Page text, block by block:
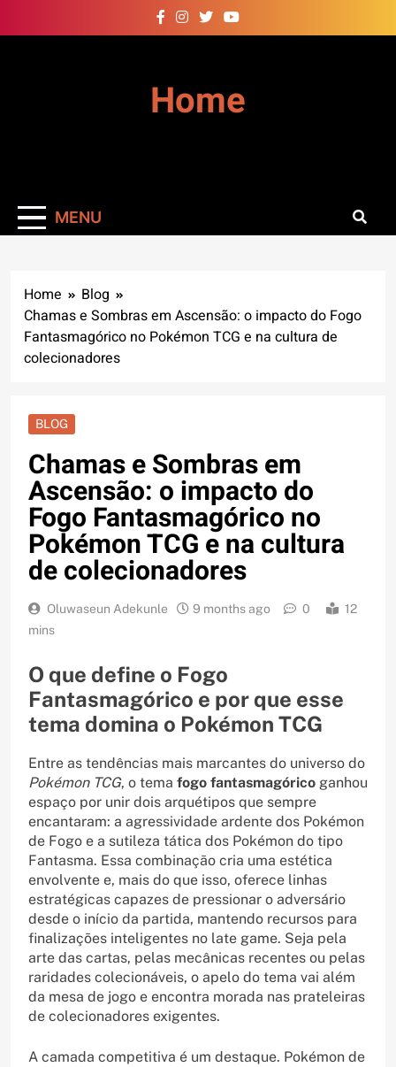
to
Home
MENU
Home
Blog
Chamas e Sombras em Ascensão: o impacto do Fogo
Fantasmagórico no Pokémon TCG e na cultura de
colecionadores
BLOG
Chamas e Sombras em
Ascensão: o impacto do
Fogo Fantasmagórico no
Pokémon TCG e na cultura
de colecionadores
Oluwaseun Adekunle 9 months ago 0
12
mins
O que define o Fogo
Fantasmagórico e por que esse
tema domina o Pokémon TCG
Entre as tendências mais marcantes do universo do
Pokémon TCG, o tema fogo fantasmagórico ganhou
espaço por unir dois arquétipos que sempre
encantaram: a agressividade ardente dos Pokémon
de Fogo e a sutileza tática dos Pokémon do tipo
Fantasma. Essa combinação cria uma estética
envolvente e, mais do que isso, oferece linhas
estratégicas capazes de pressionar o adversário
desde o início da partida, mantendo recursos para
finalizações inteligentes no late game. Seja pela
arte das cartas, pelas mecânicas recentes ou pelas
raridades colecionáveis, o apelo do tema vai além
da mesa de jogo e encontra morada nas prateleiras
de colecionadores exigentes.
A camada competitiva é um destaque. Pokémon de